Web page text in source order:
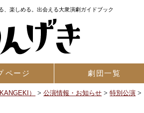
、楽しめる。出会える大衆演劇ガイドブック
ページ 劇団一覧
） >公演情報・お知らせ >特別公演 >